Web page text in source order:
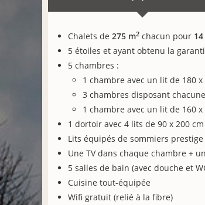
Chalets de 275 m2 chacun pour
5 étoiles et ayant obtenu la
5 chambres :
1 chambre avec un lit de 180 x
3 chambres disposant
1 chambre avec un lit de 160
1 dortoir avec 4 lits de 90 x 200 cm
Lits équipés de sommiers
Une TV dans chaque chambre +
5 salles de bain (avec douche et
Cuisine tout-équipée
Wifi gratuit (relié à la fibre)